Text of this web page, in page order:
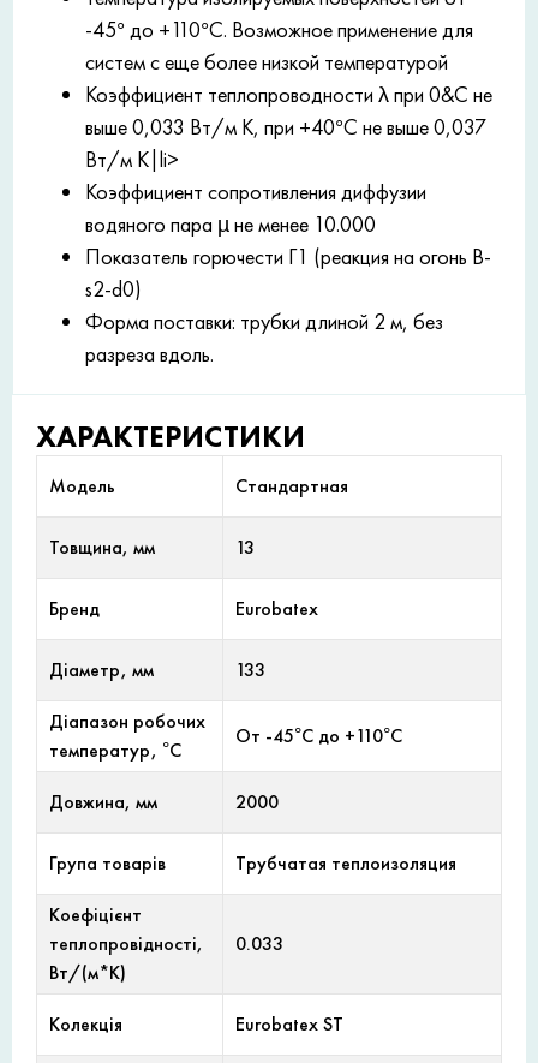
-45° до +110°С. Возможное применение для
систем с еще более низкой температурой
Коэффициент теплопроводности λпри 0&C не
выше 0,033 Вт/м К, при +40°С не выше 0,037
Вт/м К|li>
Коэффициент сопротивления диффузии
водяного пара µ не менее 10.000
Показатель горючести Г1 (реакция на огонь B-
s2-d0)
Форма поставки: трубки длиной 2 м, без
разреза вдоль.
ХАРАКТЕРИСТИКИ
Модель Стандартная
Товщина, мм 13
Бренд Eurobatex
Діаметр, мм 133
Діапазон робочих
температур, °С
От -45°С до +110°С
Довжина, мм 2000
Група товарів Трубчатая теплоизоляция
Коефіцієнт
теплопровідності,
Вт/(м*К)
0.033
Колекція Eurobatex ST